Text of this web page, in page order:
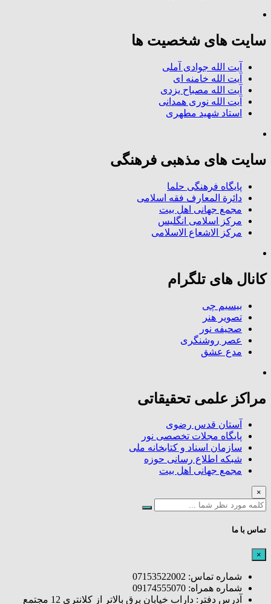
سایت های شخصیت ها
آیت الله جوادی آملی
آیت الله خامنه ای
آیت الله مصباح یزدی
آیت الله نوری همدانی
استاد شهید مطهری
سایت های مذهبی فرهنگی
پایگاه فرهنگی حلما
دائرة المعارف فقه اسلامی
مجمع جهانی اهل بیت
مرکز اسلامی انگلیس
مرکز الاشعاع الاسلامی
کانال های تلگرام
بیسیم چی
تصویر هنر
صحیفه نور
عصر روشنگری
مدع عشق
مراکز علمی تحقیقاتی
آستان قدس رضوی
پایگاه مجلات تخصصی نور
سازمان اسناد و کتابخانه ملی
شبکه اطلاع رسانی حوزه
مجمع جهانی اهل بیت
×
تماس با ما
×
شماره تماس: 07153522002
شماره همراه: 09174555070
آدرس دفتر: داراب خیابان برق بالاتر از کلانتری 12 مجتمع